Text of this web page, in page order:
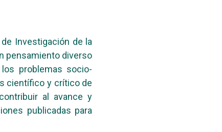
Investigación de la
pensamiento diverso
problemas socio-
científico y crítico de
al avance y
publicadas para